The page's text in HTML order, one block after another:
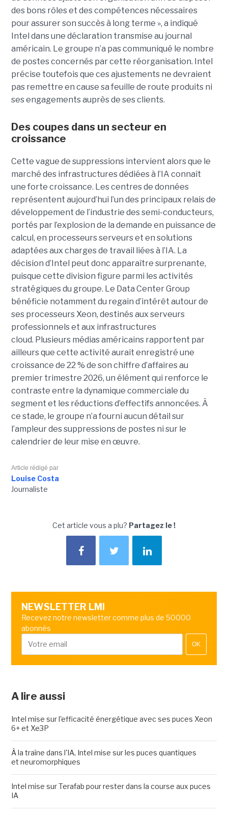
des bons rôles et des compétences nécessaires
pour assurer son succès à long terme », a indiqué
Intel dans une déclaration transmise au journal
américain. Le groupe n’a pas communiqué le nombre
de postes concernés par cette réorganisation. Intel
précise toutefois que ces ajustements ne devraient
pas remettre en cause sa feuille de route produits ni
ses engagements auprès de ses clients.
Des coupes dans un secteur en
croissance
Cette vague de suppressions intervient alors que le
marché des infrastructures dédiées à l’IA connaît
une forte croissance. Les centres de données
représentent aujourd’hui l’un des principaux relais de
développement de l’industrie des semi-conducteurs,
portés par l’explosion de la demande en puissance de
calcul, en processeurs serveurs et en solutions
adaptées aux charges de travail liées à l’IA. La
décision d’Intel peut donc apparaître surprenante,
puisque cette division figure parmi les activités
stratégiques du groupe. Le Data Center Group
bénéficie notamment du regain d’intérêt autour de
ses processeurs Xeon, destinés aux serveurs
professionnels et aux infrastructures
cloud. Plusieurs médias américains rapportent par
ailleurs que cette activité aurait enregistré une
croissance de 22 % de son chiffre d’affaires au
premier trimestre 2026, un élément qui renforce le
contraste entre la dynamique commerciale du
segment et les réductions d’effectifs annoncées. À
ce stade, le groupe n’a fourni aucun détail sur
l’ampleur des suppressions de postes ni sur le
calendrier de leur mise en œuvre.
Article rédigé par
Louise Costa
Journaliste
Cet article vous a plu? Partagez le !
NEWSLETTER LMI
Recevez notre newsletter comme plus de 50000
abonnés
OK
A lire aussi
Intel mise sur l'efficacité énergétique avec ses puces Xeon
6+ et Xe3P
À la traîne dans l'IA, Intel mise sur les puces quantiques
et neuromorphiques
Intel mise sur Terafab pour rester dans la course aux puces
IA